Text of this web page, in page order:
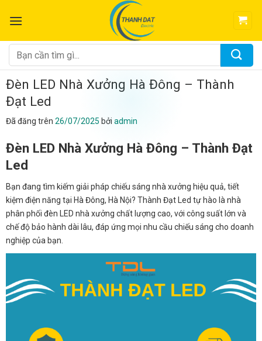
đến
dung
Tìm
kiếm:
Đèn LED Nhà Xưởng Hà Đông – Thành
Đạt Led
Đã đăng trên 26/07/2025 bởi admin
Đèn LED Nhà Xưởng Hà Đông – Thành Đạt
Led
Bạn đang tìm kiếm giải pháp chiếu sáng nhà xưởng hiệu quả, tiết
kiệm điện năng tại Hà Đông, Hà Nội? Thành Đạt Led tự hào là nhà
phân phối đèn LED nhà xưởng chất lượng cao, với công suất lớn và
chế độ bảo hành dài lâu, đáp ứng mọi nhu cầu chiếu sáng cho doanh
nghiệp của bạn.